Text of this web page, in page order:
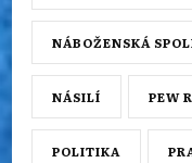
NÁBOŽENSKÁ
NÁSILÍ PEW
POLITIKA